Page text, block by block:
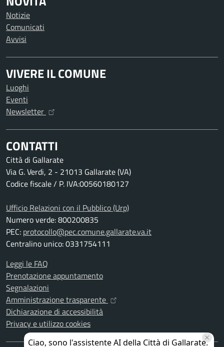
Notizie
Comunicati
Avvisi
VIVERE IL COMUNE
Luoghi
Eventi
Newsletter
CONTATTI
Città di Gallarate
Via G. Verdi, 2 - 21013 Gallarate (VA)
Codice fiscale / P. IVA:00560180127
Ufficio Relazioni con il Pubblico (Urp)
Numero verde: 800200835
PEC: protocollo@pec.comune.gallarate.va.it
Centralino unico: 0331754111
Leggi le FAQ
Prenotazione appuntamento
Segnalazioni
Amministrazione trasparente
Dichiarazione di accessibilità
Privacy e utilizzo cookies